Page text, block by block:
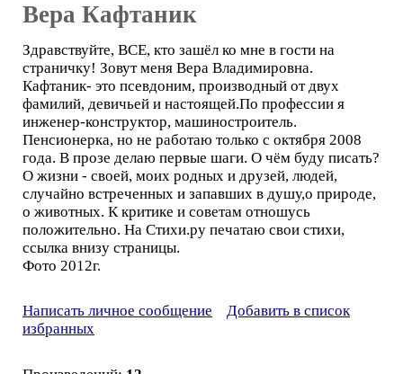
Вера Кафтаник
Здравствуйте, ВСЕ, кто зашёл ко мне в гости на
страничку! Зовут меня Вера Владимировна.
Кафтаник- это псевдоним, производный от двух
фамилий, девичьей и настоящей.По профессии я
инженер-конструктор, машиностроитель.
Пенсионерка, но не работаю только с октября 2008
года. В прозе делаю первые шаги. О чём буду писать?
О жизни - своей, моих родных и друзей, людей,
случайно встреченных и запавших в душу,о природе,
о животных. К критике и советам отношусь
положительно. На Стихи.ру печатаю свои стихи,
ссылка внизу страницы.
Фото 2012г.
Написать личное сообщение
Добавить в список
избранных